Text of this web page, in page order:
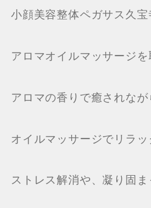
小顔美容整体ペガサス久宝
アロマオイルマッサージを
アロマの香りで癒されなが
オイルマッサージでリラッ
ストレス解消や、凝り固ま